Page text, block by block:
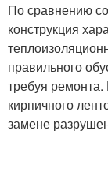
По сравнению
конструкция
правильного
требуя
кирпичного
замене